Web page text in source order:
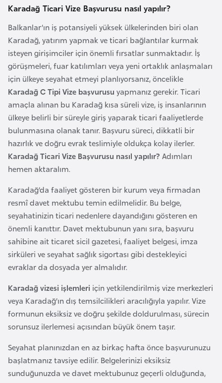
Karadağ Ticari Vize Başvurusu nasıl yapılır?
Balkanlar’ın iş potansiyeli yüksek ülkelerinden biri olan
Karadağ, yatırım yapmak ve ticari bağlantılar kurmak
isteyen girişimciler için önemli fırsatlar sunmaktadır. İş
görüşmeleri, fuar katılımları veya yeni ortaklık anlaşmaları
için ülkeye seyahat etmeyi planlıyorsanız, öncelikle
Karadağ C Tipi Vize başvurusu yapmanız gerekir. Ticari
amaçla alınan bu Karadağ kısa süreli vize, iş insanlarının
ülkeye belirli bir süreyle giriş yaparak ticari faaliyetlerde
bulunmasına olanak tanır. Başvuru süreci, dikkatli bir
hazırlık ve doğru evrak teslimiyle oldukça kolay ilerler.
Karadağ Ticari Vize Başvurusu nasıl yapılır? Adımları
hemen aktaralım.
Karadağ’da faaliyet gösteren bir kurum veya firmadan
resmî davet mektubu temin edilmelidir. Bu belge,
seyahatinizin ticari nedenlere dayandığını gösteren en
önemli kanıttır. Davet mektubunun yanı sıra, başvuru
sahibine ait ticaret sicil gazetesi, faaliyet belgesi, imza
sirküleri ve seyahat sağlık sigortası gibi destekleyici
evraklar da dosyada yer almalıdır.
Karadağ vizesi işlemleri için yetkilendirilmiş vize merkezleri
veya Karadağ’ın dış temsilcilikleri aracılığıyla yapılır. Vize
formunun eksiksiz ve doğru şekilde doldurulması, sürecin
sorunsuz ilerlemesi açısından büyük önem taşır.
Seyahat planınızdan en az birkaç hafta önce başvurunuzu
başlatmanız tavsiye edilir. Belgelerinizi eksiksiz
sunduğunuzda ve davet mektubunuz geçerli olduğunda,
s
t
a
n
B
u
r
k
i
n
a
F
s
o
Ç
a
Ç
e
k
C
m
h